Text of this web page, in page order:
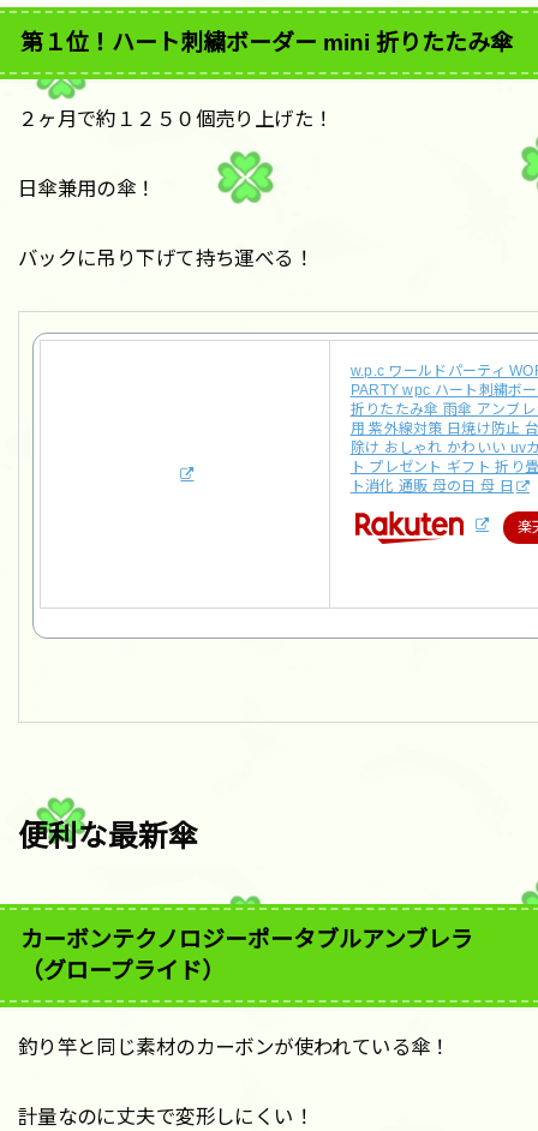
第１位！ハート刺繍ボーダー mini 折りたたみ傘
２ヶ月で約１２５０個売り上げた！
日傘兼用の傘！
バックに吊り下げて持ち運べる！
w.p.c ワールドパーティ
PARTY wpc ハート刺繍ボ
折りたたみ傘 雨傘 アンブ
用 紫外線対策 日焼け防止
除け おしゃれ かわいい uv
ト プレゼント ギフト 折り
ト消化 通販 母の日 母 日
楽
便利な最新傘
カーボンテクノロジーポータブルアンブレラ
（グロープライド）
釣り竿と同じ素材のカーボンが使われている傘！
計量なのに丈夫で変形しにくい！